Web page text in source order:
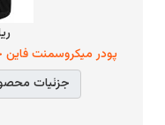
پودر میکروسمنت فاین جنرال 20 کیلویی
جزئیات